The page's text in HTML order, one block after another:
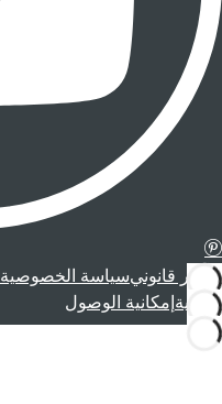
إشعار قانونيسياسة الخصوصية
قانونية إمكانية الوصول